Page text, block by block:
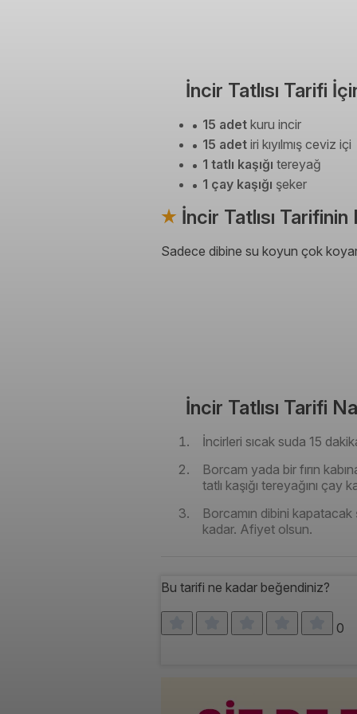
İncir Tatlısı Tarifi
15 adet kuru incir
15 adet iri kıyılmış ceviz içi
1 tatlı kaşığı tereyağ
1 çay kaşığı şeker
İncir Tatlısı
Sadece dibine su koyun çok
İncir Tatlısı Tarifi
İncirleri sıcak suda 15
Borcam yada bir fırın
tatlı kaşığı tereyağını çay
Borcamın dibini
kadar. Afiyet olsun.
Bu tarifi ne kadar beğendiniz?
0